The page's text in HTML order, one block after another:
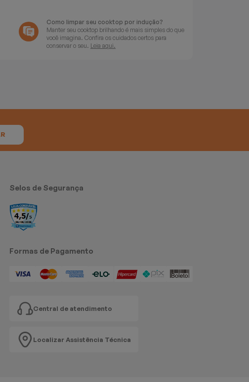
Como limpar seu cooktop por indução?
Manter seu cooktop brilhando é mais simples do que
você imagina. Confira os cuidados certos para
conservar o seu. Leia aqui.
Selos de Segurança
Formas de Pagamento
Central de atendimento
Localizar Assistência Técnica